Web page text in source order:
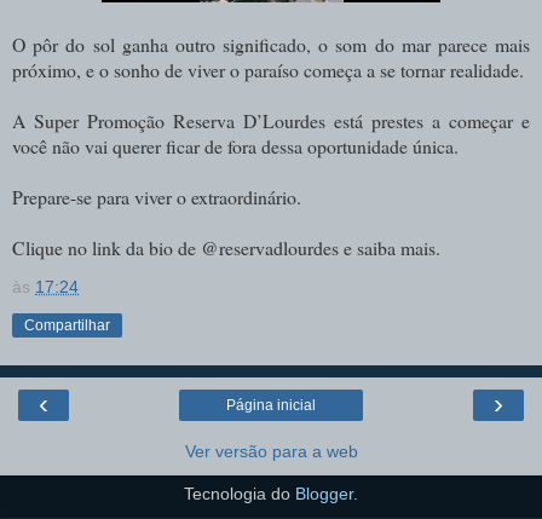
O pôr do sol ganha outro significado, o som do mar parece mais
próximo, e o sonho de viver o paraíso começa a se tornar realidade.
A Super Promoção Reserva D’Lourdes está prestes a começar e
você não vai querer ficar de fora dessa oportunidade única.
Prepare-se para viver o extraordinário.
Clique no link da bio de @reservadlourdes e saiba mais.
às 17:24
Compartilhar
‹ ›
Página inicial
Ver versão para a web
Tecnologia do Blogger.